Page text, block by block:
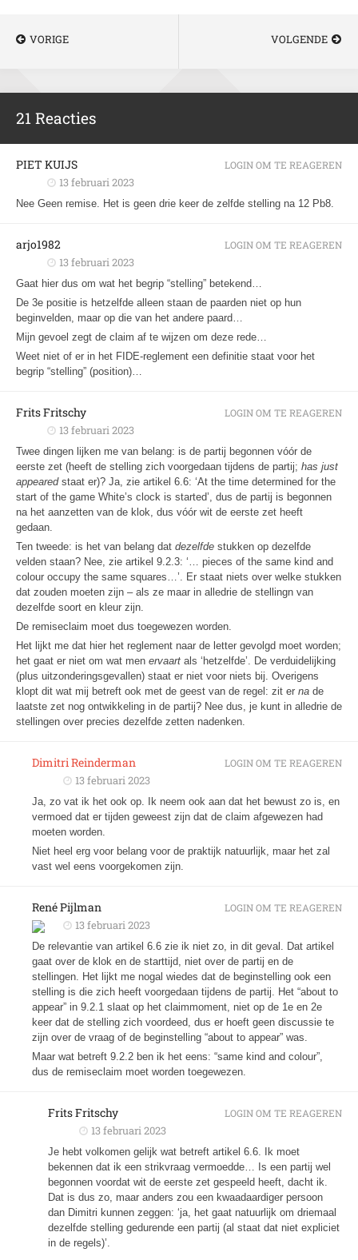
VORIGE VOLGENDE
21 Reacties
PIET KUIJS
13 februari 2023
Nee Geen remise. Het is geen drie keer de zelfde stelling na 12 Pb8.
LOGIN OM TE REAGEREN
arjo1982
13 februari 2023
Gaat hier dus om wat het begrip “stelling” betekend…
De 3e positie is hetzelfde alleen staan de paarden niet op hun
beginvelden, maar op die van het andere paard…
Mijn gevoel zegt de claim af te wijzen om deze rede…
Weet niet of er in het FIDE-reglement een definitie staat voor het
begrip “stelling” (position)…
LOGIN OM TE REAGEREN
Frits Fritschy
13 februari 2023
Twee dingen lijken me van belang: is de partij begonnen vóór de
eerste zet (heeft de stelling zich voorgedaan tijdens de partij; has just
appearedstaat er)? Ja, zie artikel 6.6: ‘At the time determined for the
start of the game White’s clock is started’, dus de partij is begonnen
na het aanzetten van de klok, dus vóór wit de eerste zet heeft
gedaan.
Ten tweede: is het van belang dat dezelfde stukken op dezelfde
velden staan? Nee, zie artikel 9.2.3: ‘… pieces of the same kind and
colour occupy the same squares…’. Er staat niets over welke stukken
dat zouden moeten zijn – als ze maar in alledrie de stellingn van
dezelfde soort en kleur zijn.
De remiseclaim moet dus toegewezen worden.
Het lijkt me dat hier het reglement naar de letter gevolgd moet worden;
het gaat er niet om wat men ervaart als ‘hetzelfde’. De verduidelijking
(plus uitzonderingsgevallen) staat er niet voor niets bij. Overigens
klopt dit wat mij betreft ook met de geest van de regel: zit er na de
laatste zet nog ontwikkeling in de partij? Nee dus, je kunt in alledrie de
stellingen over precies dezelfde zetten nadenken.
LOGIN OM TE REAGEREN
Dimitri Reinderman
13 februari 2023
Ja, zo vat ik het ook op. Ik neem ook aan dat het bewust zo is, en
vermoed dat er tijden geweest zijn dat de claim afgewezen had
moeten worden.
Niet heel erg voor belang voor de praktijk natuurlijk, maar het zal
vast wel eens voorgekomen zijn.
LOGIN OM TE REAGEREN
René Pijlman
13 februari 2023
De relevantie van artikel 6.6 zie ik niet zo, in dit geval. Dat artikel
gaat over de klok en de starttijd, niet over de partij en de
stellingen. Het lijkt me nogal wiedes dat de beginstelling ook een
stelling is die zich heeft voorgedaan tijdens de partij. Het “about to
appear” in 9.2.1 slaat op het claimmoment, niet op de 1e en 2e
keer dat de stelling zich voordeed, dus er hoeft geen discussie te
zijn over de vraag of de beginstelling “about to appear” was.
Maar wat betreft 9.2.2 ben ik het eens: “same kind and colour”,
dus de remiseclaim moet worden toegewezen.
LOGIN OM TE REAGEREN
Frits Fritschy
13 februari 2023
Je hebt volkomen gelijk wat betreft artikel 6.6. Ik moet
bekennen dat ik een strikvraag vermoedde… Is een partij wel
begonnen voordat wit de eerste zet gespeeld heeft, dacht ik.
Dat is dus zo, maar anders zou een kwaadaardiger persoon
dan Dimitri kunnen zeggen: ‘ja, het gaat natuurlijk om driemaal
dezelfde stelling gedurende een partij (al staat dat niet expliciet
in de regels)’.
LOGIN OM TE REAGEREN